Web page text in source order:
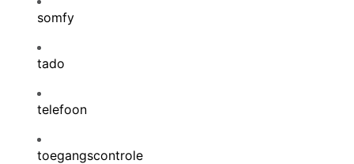
somfy
tado
telefoon
toegangscontrole